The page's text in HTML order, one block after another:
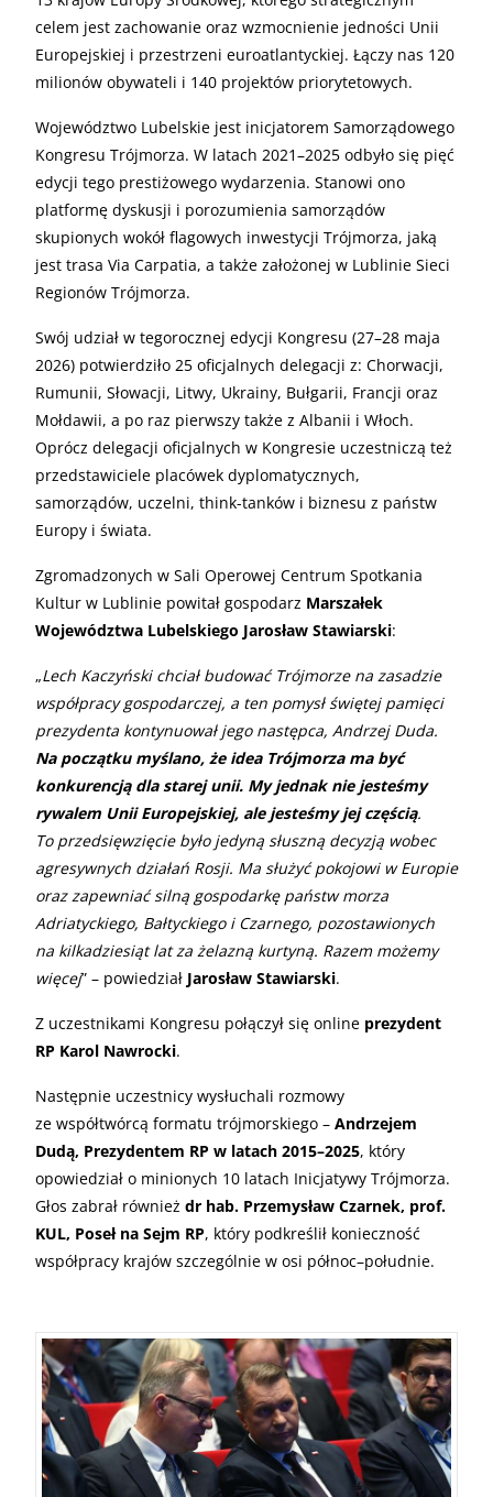
celem jest zachowanie oraz wzmocnienie jedności Unii
Europejskiej i przestrzeni euroatlantyckiej. Łączy nas 120
milionów obywateli i 140 projektów priorytetowych.
Województwo Lubelskie jest inicjatorem Samorządowego
Kongresu Trójmorza. W latach 2021–2025 odbyło się pięć
edycji tego prestiżowego wydarzenia. Stanowi ono
platformę dyskusji i porozumienia samorządów
skupionych wokół flagowych inwestycji Trójmorza, jaką
jest trasa Via Carpatia, a także założonej w Lublinie Sieci
Regionów Trójmorza.
Swój udział w tegorocznej edycji Kongresu (27–28 maja
2026) potwierdziło 25 oficjalnych delegacji z: Chorwacji,
Rumunii, Słowacji, Litwy, Ukrainy, Bułgarii, Francji oraz
Mołdawii, a po raz pierwszy także z Albanii i Włoch.
Oprócz delegacji oficjalnych w Kongresie uczestniczą też
przedstawiciele placówek dyplomatycznych,
samorządów, uczelni, think-tanków i biznesu z państw
Europy i świata.
Zgromadzonych w Sali Operowej Centrum Spotkania
Kultur w Lublinie powitał gospodarz Marszałek
Województwa Lubelskiego Jarosław Stawiarski:
„Lech Kaczyński chciał budować Trójmorze na zasadzie
współpracy gospodarczej, a ten pomysł świętej pamięci
prezydenta kontynuował jego następca, Andrzej Duda.
Na początku myślano, że idea Trójmorza ma być
konkurencją dla starej unii. My jednak nie jesteśmy
rywalem Unii Europejskiej, ale jesteśmy jej częścią.
To przedsięwzięcie było jedyną słuszną decyzją wobec
agresywnych działań Rosji. Ma służyć pokojowi w Europie
oraz zapewniać silną gospodarkę państw morza
Adriatyckiego, Bałtyckiego i Czarnego, pozostawionych
na kilkadziesiąt lat za żelazną kurtyną. Razem możemy
więcej” – powiedział Jarosław Stawiarski.
Z uczestnikami Kongresu połączył się online prezydent
RP Karol Nawrocki.
Następnie uczestnicy wysłuchali rozmowy
ze współtwórcą formatu trójmorskiego – Andrzejem
Dudą, Prezydentem RP w latach 2015–2025, który
opowiedział o minionych 10 latach Inicjatywy Trójmorza.
Głos zabrał również dr hab. Przemysław Czarnek, prof.
KUL, Poseł na Sejm RP, który podkreślił konieczność
współpracy krajów szczególnie w osi północ–południe.